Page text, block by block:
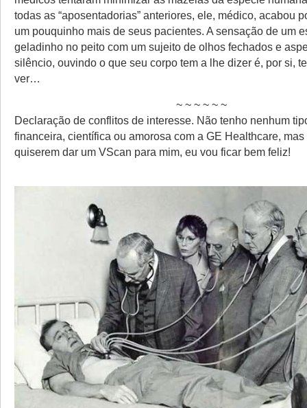
todas as “aposentadorias” anteriores, ele, médico, acabou
um pouquinho mais de seus pacientes. A sensação de um
geladinho no peito com um sujeito de olhos fechados e
silêncio, ouvindo o que seu corpo tem a lhe dizer é, por si,
ver…
~ ~ ~ ~ ~ ~
Declaração de conflitos de interesse. Não tenho nenhum
financeira, científica ou amorosa com a GE Healthcare,
quiserem dar um VScan para mim, eu vou ficar bem feliz!